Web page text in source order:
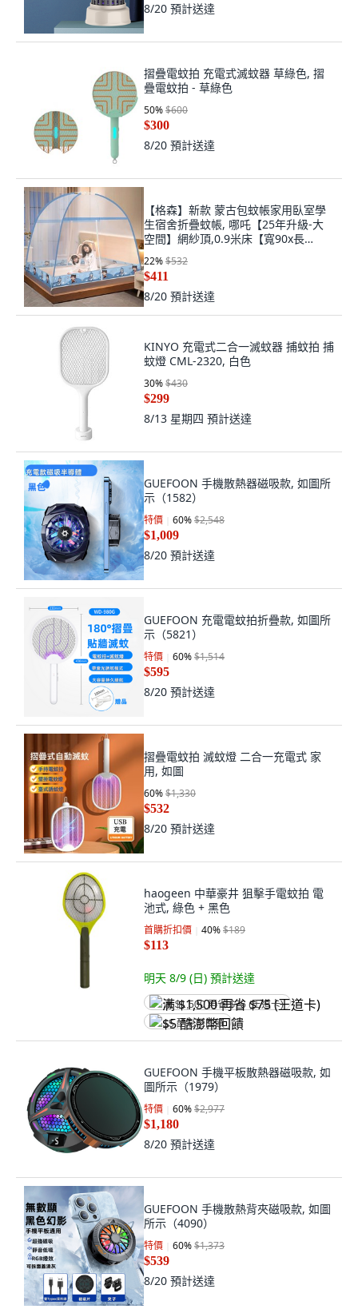
8/20 預計送達
摺疊電蚊拍 充電式滅蚊器 草綠色, 摺
疊電蚊拍 - 草綠色
50%$600
$300
8/20 預計送達
【格森】新款 蒙古包蚊帳家用臥室學
生宿舍折疊蚊帳, 哪吒【25年升級-大
空間】網紗頂,0.9米床【寬90x長
190】單門免安裝
22%$532
$411
8/20 預計送達
KINYO 充電式二合一滅蚊器 捕蚊拍 捕
蚊燈 CML-2320, 白色
30%$430
$299
8/13 星期四 預計送達
GUEFOON 手機散熱器磁吸款, 如圖所
示（1582）
特價 60%$2,548
$1,009
8/20 預計送達
GUEFOON 充電電蚊拍折疊款, 如圖所
示（5821）
特價 60%$1,514
$595
8/20 預計送達
摺疊電蚊拍 滅蚊燈 二合一充電式 家
用, 如圖
60%$1,330
$532
8/20 預計送達
haogeen 中華豪井 狙擊手電蚊拍 電
池式, 綠色 + 黑色
首購折扣價 40%$189
$113
明天 8/9 (日) 預計送達
满 $1,500 再省 $75 (王道卡)
$5 酷澎幣回饋
GUEFOON 手機平板散熱器磁吸款, 如
圖所示（1979）
特價 60%$2,977
$1,180
8/20 預計送達
GUEFOON 手機散熱背夾磁吸款, 如圖
所示（4090）
特價 60%$1,373
$539
8/20 預計送達